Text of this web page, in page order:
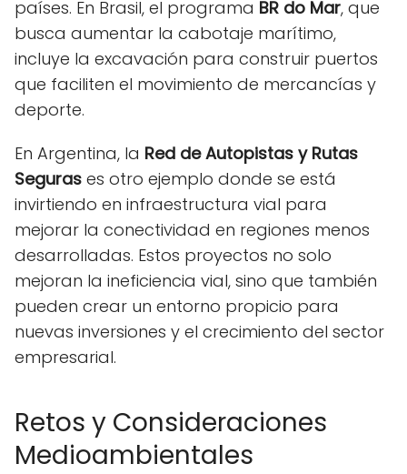
países. En Brasil, el programa BR do Mar, que
busca aumentar la cabotaje marítimo,
incluye la excavación para construir puertos
que faciliten el movimiento de mercancías y
deporte.
En Argentina, la Red de Autopistas y Rutas
Seguras es otro ejemplo donde se está
invirtiendo en infraestructura vial para
mejorar la conectividad en regiones menos
desarrolladas. Estos proyectos no solo
mejoran la ineficiencia vial, sino que también
pueden crear un entorno propicio para
nuevas inversiones y el crecimiento del sector
empresarial.
Retos y Consideraciones
Medioambientales